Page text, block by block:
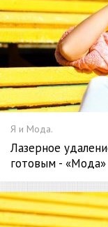
Я и Мода.
Лазерное
готовым - «Мода»